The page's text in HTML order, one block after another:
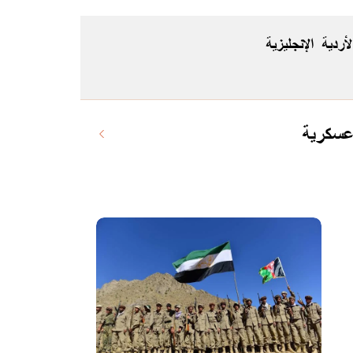
الإنجليزية
عسكرية